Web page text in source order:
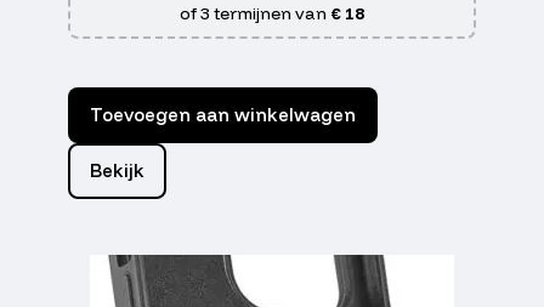
of 3 termijnen van € 18
Toevoegen aan winkelwagen
Bekijk